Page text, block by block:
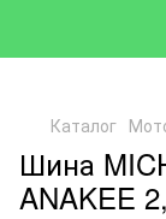
Каталог
Шина
ANAKEE